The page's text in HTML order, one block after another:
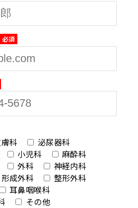
必須
科
泌尿器科
小児科
麻酔科
外科
神経内科
形成外科
整形外科
耳鼻咽喉科
その他